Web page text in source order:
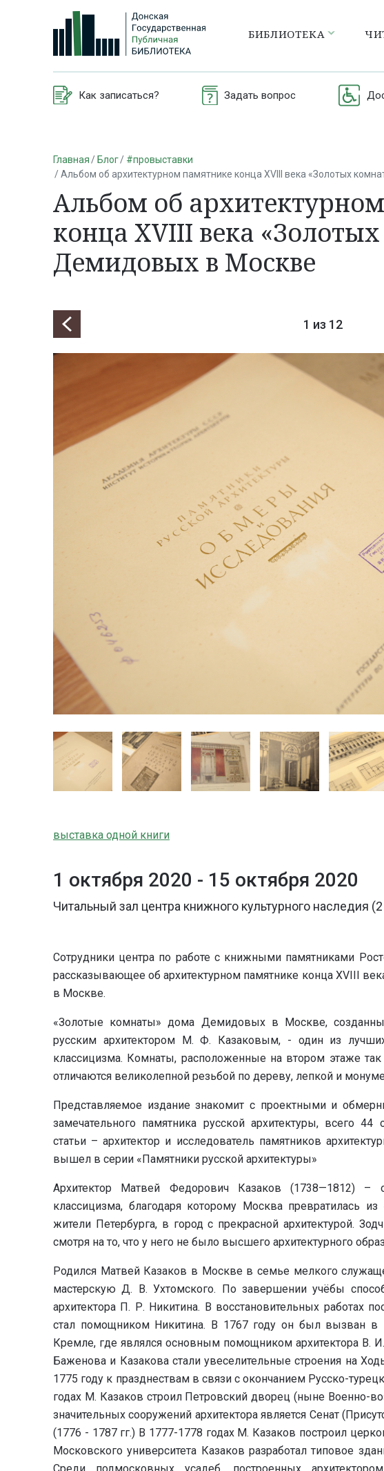
БИБЛИОТЕКА
Как записаться? Задать вопрос
Главная Блог
#провыставки
Альбом об архитектурном памятнике конца XVIII века «Золотых
Альбом об
конца XVIII века
Демидовых в Москве
1 из 12
выставка одной книги
1 октября 2020 - 15 октября 2020
Читальный зал центра книжного культурного наследия
Сотрудники центра по работе с книжными памятниками
рассказывающее об архитектурном памятнике конца XVIII
в Москве.
«Золотые комнаты» дома Демидовых в Москве,
русским архитектором М. Ф. Казаковым, - один из
классицизма. Комнаты, расположенные на втором этаже
отличаются великолепной резьбой по дереву, лепкой и
Представляемое издание знакомит с проектными и
замечательного памятника русской архитектуры, всего 44
статьи – архитектор и исследователь памятников
вышел в серии «Памятники русской архитектуры»
Архитектор Матвей Федорович Казаков (1738—1812) –
классицизма, благодаря которому Москва превратилась
жители Петербурга, в город с прекрасной архитектурой.
смотря на то, что у него не было высшего архитектурного
Родился Матвей Казаков в Москве в семье мелкого
мастерскую Д. В. Ухтомского. По завершении учёбы
архитектора П. Р. Никитина. В восстановительных работах
стал помощником Никитина. В 1767 году он был вызван в
Кремле, где являлся основным помощником архитектора В.
Баженова и Казакова стали увеселительные строения на
1775 году к празднествам в связи с окончанием Русско-
годах М. Казаков строил Петровский дворец (ныне Военно-
значительных сооружений архитектора является Сенат
(1776 - 1787 гг.) В 1777-1778 годах М. Казаков построил
Московского университета Казаков разработал типовое